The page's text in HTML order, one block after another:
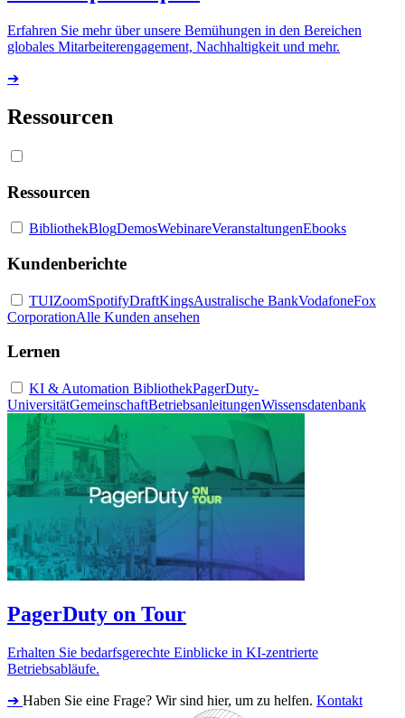
Erfahren Sie mehr über unsere Bemühungen in den Bereichen
globales Mitarbeiterengagement, Nachhaltigkeit und mehr.
➔
Ressourcen
Ressourcen
BibliothekBlogDemosWebinareVeranstaltungenEbooks
Kundenberichte
TUIZoomSpotifyDraftKingsAustralische BankVodafoneFox
CorporationAlle Kunden ansehen
Lernen
KI & Automation BibliothekPagerDuty-
UniversitätGemeinschaftBetriebsanleitungenWissensdatenbank
PagerDuty on Tour
Erhalten Sie bedarfsgerechte Einblicke in KI-zentrierte
Betriebsabläufe.
➔ Haben Sie eine Frage? Wir sind hier, um zu helfen. Kontakt